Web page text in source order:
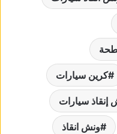
كرين سيارات
إنقاذ سيارات
ونش انقاذ